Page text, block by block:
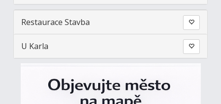
Restaurace Stavba
U Karla